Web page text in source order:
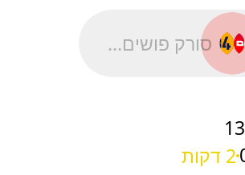
סורק פושים...
2 דקות